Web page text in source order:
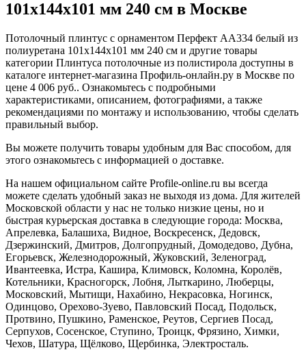
101х144х101 мм 240 см в Москве
Потолочный плинтус с орнаментом Перфект AA334 белый из
полиуретана 101х144х101 мм 240 см и другие товары
категории Плинтуса потолочные из полистирола доступны в
каталоге интернет-магазина Профиль-онлайн.ру в Москве по
цене 4 006 руб.. Ознакомьтесь с подробными
характеристиками, описанием, фотографиями, а также
рекомендациями по монтажу и использованию, чтобы сделать
правильный выбор.
Вы можете получить товары удобным для Вас способом, для
этого ознакомьтесь с информацией о доставке.
На нашем официальном сайте Profile-online.ru вы всегда
можете сделать удобный заказ не выходя из дома. Для жителей
Московской области у нас не только низкие цены, но и
быстрая курьерская доставка в следующие города: Москва,
Апрелевка, Балашиха, Видное, Воскресенск, Дедовск,
Дзержинский, Дмитров, Долгопрудный, Домодедово, Дубна,
Егорьевск, Железнодорожный, Жуковский, Зеленоград,
Ивантеевка, Истра, Кашира, Климовск, Коломна, Королёв,
Котельники, Красногорск, Лобня, Лыткарино, Люберцы,
Московский, Мытищи, Нахабино, Некрасовка, Ногинск,
Одинцово, Орехово-Зуево, Павловский Посад, Подольск,
Протвино, Пушкино, Раменское, Реутов, Сергиев Посад,
Серпухов, Сосенское, Ступино, Троицк, Фрязино, Химки,
Чехов, Шатура, Щёлково, Щербинка, Электросталь.